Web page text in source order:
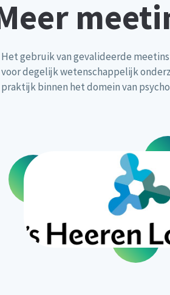
Het gebruik van gevalideerde
voor degelijk wetenschappelijk
praktijk binnen het domein van